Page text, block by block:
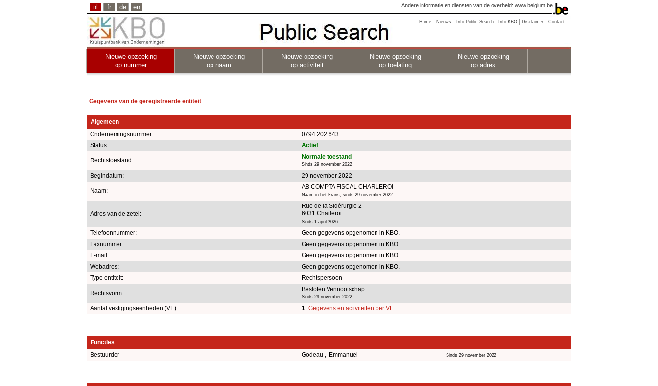
nl fr de en Andere informatie en diensten van de overheid: www.belgium.be
Home Nieuws Info Public Search Info KBO Disclaimer Contact
Nieuwe opzoeking
op nummer
Nieuwe opzoeking
op naam
Nieuwe opzoeking
op activiteit
Nieuwe opzoeking
op toelating
Nieuwe opzoeking
op adres
Gegevens van de geregistreerde entiteit
Algemeen
Ondernemingsnummer:
0794.202.643
Status:
Actief
Rechtstoestand:
Normale toestand
Sinds 29 november 2022
Begindatum: 29 november 2022
Naam:
AB COMPTA FISCAL CHARLEROI
Naam in het Frans, sinds 29 november 2022
Adres van de zetel:
Rue de la Sidérurgie 2
6031 Charleroi
Sinds 1 april 2026
Telefoonnummer:
Geen gegevens opgenomen in KBO.
Faxnummer:
Geen gegevens opgenomen in KBO.
E-mail:
Geen gegevens opgenomen in KBO.
Webadres:
Geen gegevens opgenomen in KBO.
Type entiteit:
Rechtspersoon
Rechtsvorm:
Besloten Vennootschap
Sinds 29 november 2022
Aantal vestigingseenheden (VE): 1 Gegevens en activiteiten per VE
Functies
Bestuurder
Godeau , Emmanuel Sinds 29 november 2022